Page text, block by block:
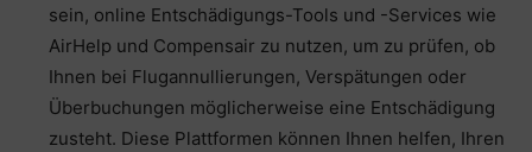
sein, online Entschädigungs-Tools und -Services wie
AirHelp und Compensair zu nutzen, um zu prüfen, ob
Ihnen bei Flugannullierungen, Verspätungen oder
Überbuchungen möglicherweise eine Entschädigung
zusteht. Diese Plattformen können Ihnen helfen, Ihren